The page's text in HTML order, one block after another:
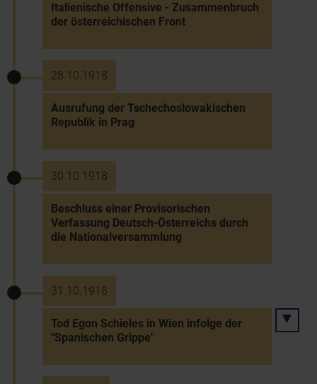
Italienische Offensive - Zusammenbruch
der österreichischen Front
28.10.1918
Ausrufung der Tschechoslowakischen
Republik in Prag
30.10.1918
Beschluss einer Provisorischen
Verfassung Deutsch-Österreichs durch
die Nationalversammlung
31.10.1918
Tod Egon Schieles in Wien infolge der
"Spanischen Grippe"